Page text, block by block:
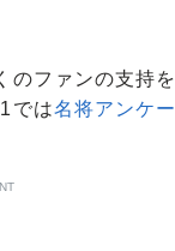
ファンの支持
では名将アンケ